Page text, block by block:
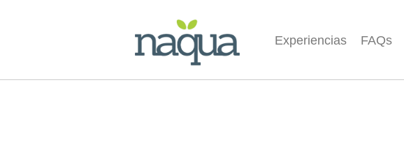
Experiencias FAQs